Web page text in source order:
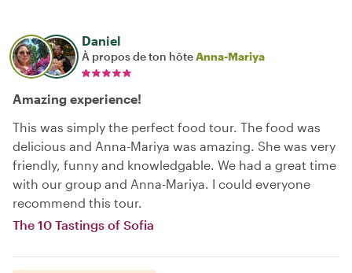
Daniel
À propos de ton hôteAnna-Mariya
Amazing experience!
This was simply the perfect food tour. The food was
delicious and Anna-Mariya was amazing. She was very
friendly, funny and knowledgable. We had a great time
with our group and Anna-Mariya. I could everyone
recommend this tour.
The 10 Tastings of Sofia